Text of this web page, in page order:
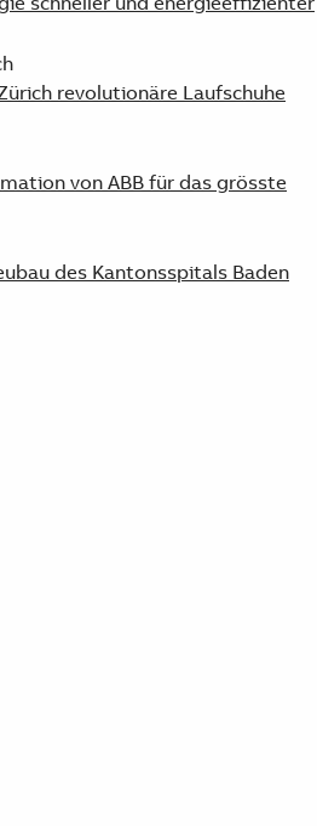
revolutionäre Laufschuhe
von ABB für das grösste
des Kantonsspitals Baden